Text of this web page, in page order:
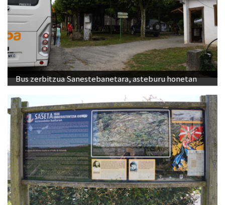
Bus zerbitzua Sanestebanetara, asteburu honetan